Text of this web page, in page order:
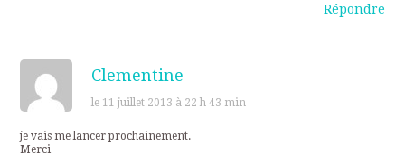
Répondre
Clementine
le 11 juillet 2013 à 22 h 43 min
je vais me lancer prochainement.
Merci